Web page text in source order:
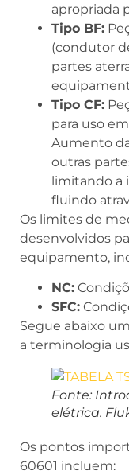
apropriada
Tipo BF:
(condutor
partes
Tipo CF:
para uso
Aumento
outras
limitando a
fluindo
Os limites de
desenvolvidos
equipamento,
NC:
SFC:
Segue abaixo
a terminologia
Fonte:
elétrica.
Os pontos
60601 incluem: